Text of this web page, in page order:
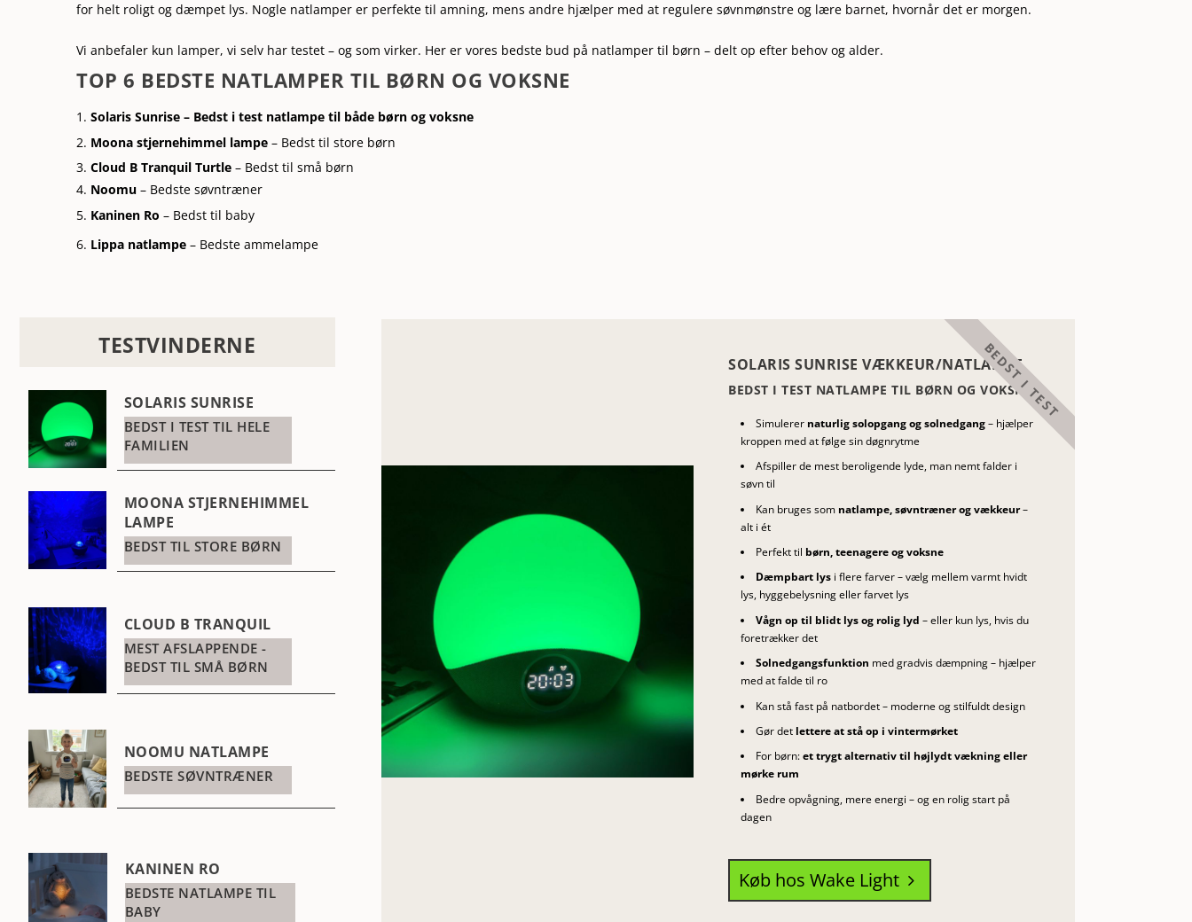
for helt roligt og dæmpet lys. Nogle natlamper er perfekte til amning, mens andre hjælper med at regulere søvnmønstre og lære barnet, hvornår det er morgen.
Vi anbefaler kun lamper, vi selv har testet – og som virker. Her er vores bedste bud på natlamper til børn – delt op efter behov og alder.
TOP 6 BEDSTE NATLAMPER TIL BØRN OG VOKSNE
Solaris Sunrise – Bedst i test natlampe til både børn og voksne
Moona stjernehimmel lampe – Bedst til store børn
Cloud B Tranquil Turtle – Bedst til små børn
Noomu – Bedste søvntræner
Kaninen Ro – Bedst til baby
Lippa natlampe – Bedste ammelampe
TESTVINDERNE
SOLARIS SUNRISE
BEDST I TEST TIL HELE
FAMILIEN
MOONA STJERNEHIMMEL
LAMPE
BEDST TIL STORE BØRN
CLOUD B TRANQUIL
MEST AFSLAPPENDE -
BEDST TIL SMÅ BØRN
NOOMU NATLAMPE
BEDSTE SØVNTRÆNER
KANINEN RO
BEDSTE NATLAMPE TIL
BABY
SOLARIS SUNRISE VÆKKEUR/NATLAMPE
BEDST I TEST NATLAMPE TIL BØRN OG VOKSNE
Simulerer naturlig solopgang og solnedgang– hjælper
kroppen med at følge sin døgnrytme
Afspiller de mest beroligende lyde, man nemt falder i
søvn til
Kan bruges somnatlampe, søvntræner og vækkeur–
alt i ét
Perfekt til børn, teenagere og voksne
Dæmpbart lysi flere farver – vælg mellem varmt hvidt
lys, hyggebelysning eller farvet lys
Vågn op til blidt lys og rolig lyd – eller kun lys, hvis du
foretrækker det
Solnedgangsfunktion med gradvis dæmpning – hjælper
med at falde til ro
Kan stå fast på natbordet – moderne og stilfuldt design
Gør det lettere at stå op i vintermørket
For børn:et trygt alternativ til højlydt vækning eller
mørke rum
Bedre opvågning, mere energi – og en rolig start på
dagen
Køb hos Wake Light 5